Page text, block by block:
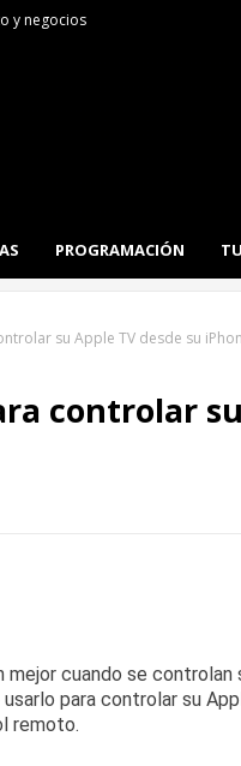
y negocios
PROGRAMACIÓN
su Apple TV desde su
controlar
cuando se controlan
para controlar su
remoto.